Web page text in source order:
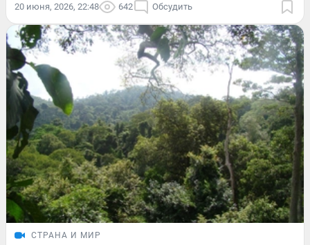
20 июня, 2026, 22:48 642 Обсудить
СТРАНА И МИР